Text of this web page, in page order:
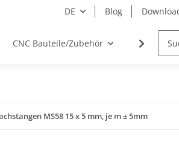
DE Blog
CNC Bauteile/Zubehör Elektro
MS58 15 x 5 mm, je m ± 5mm